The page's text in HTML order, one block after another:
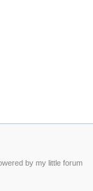
by my little forum